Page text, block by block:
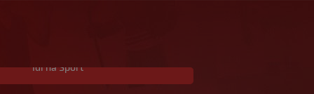
Allah, Allah, Allah,
Idi na Sport